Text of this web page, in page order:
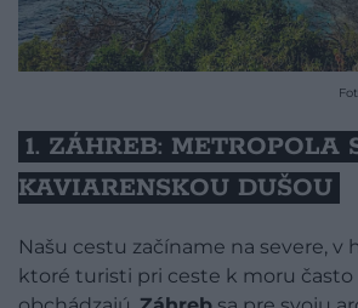
1. ZÁHREB: METROPOLA
KAVIARENSKOU DUŠOU
Našu cestu začíname na severe, v
ktoré turisti pri ceste k moru často